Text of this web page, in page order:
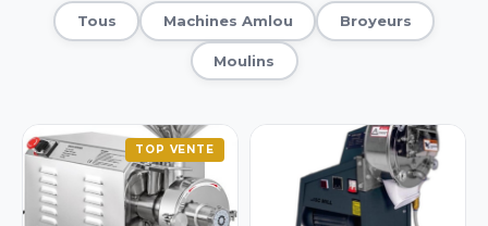
Tous Machines Amlou Broyeurs
Moulins
TOP VENTE